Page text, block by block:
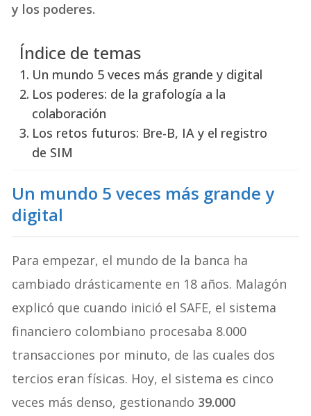
y los poderes.
Índice de temas
Un mundo 5 veces más grande y digital
Los poderes: de la grafología a la
colaboración
Los retos futuros: Bre-B, IA y el registro
de SIM
Un mundo 5 veces más grande y
digital
Para empezar, el mundo de la banca ha
cambiado drásticamente en 18 años. Malagón
explicó que cuando inició el SAFE, el sistema
financiero colombiano procesaba 8.000
transacciones por minuto, de las cuales dos
tercios eran físicas. Hoy, el sistema es cinco
veces más denso, gestionando 39.000